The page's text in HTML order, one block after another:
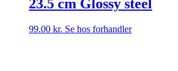
23.5 cm Glossy steel
99.00 kr. Se hos forhandler